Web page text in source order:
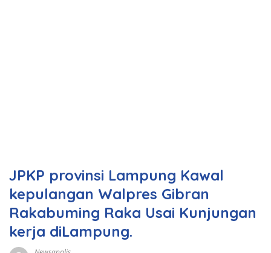
JPKP provinsi Lampung Kawal
kepulangan Walpres Gibran
Rakabuming Raka Usai Kunjungan
kerja diLampung.